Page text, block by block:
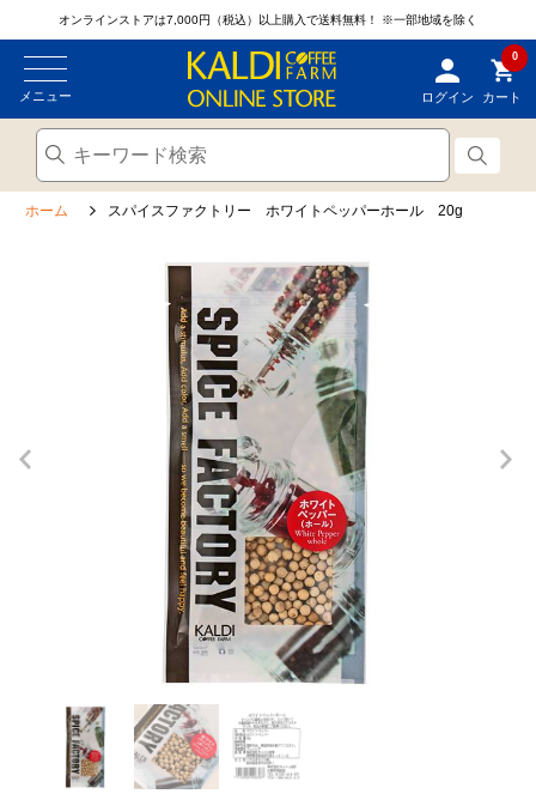
オンラインストアは7,000円（税込）以上購入で送料無料！ ※一部地域を除く
メニュー ログイン
0
カート
ホーム スパイスファクトリー ホワイトペッパーホール 20g